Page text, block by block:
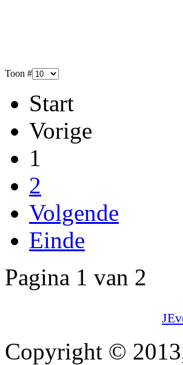
Toon #
Start
Vorige
1
2
Volgende
Einde
Pagina 1 van 2
Copyright ©